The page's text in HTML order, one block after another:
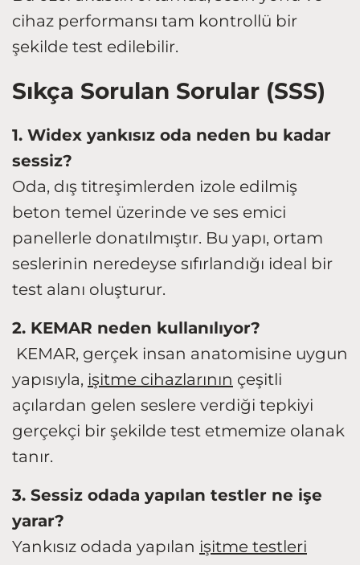
cihaz performansı tam kontrollü bir
şekilde test edilebilir.
Sıkça Sorulan Sorular (SSS)
1. Widex yankısız oda neden bu kadar
sessiz?
Oda, dış titreşimlerden izole edilmiş
beton temel üzerinde ve ses emici
panellerle donatılmıştır. Bu yapı, ortam
seslerinin neredeyse sıfırlandığı ideal bir
test alanı oluşturur.
2. KEMAR neden kullanılıyor?
KEMAR, gerçek insan anatomisine uygun
yapısıyla, işitme cihazlarının çeşitli
açılardan gelen seslere verdiği tepkiyi
gerçekçi bir şekilde test etmemize olanak
tanır.
3. Sessiz odada yapılan testler ne işe
yarar?
Yankısız odada yapılan işitme testleri